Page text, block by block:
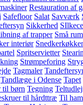
Restauration af
Safefloor Salat Savværk
Sikkerhed
af trapper Små rum
interiør
Spritservietter
Strømpeforing
Tagmaler
Tandlæge i Odense Tapet
til børn Tegning
til hårdttræ Til ham